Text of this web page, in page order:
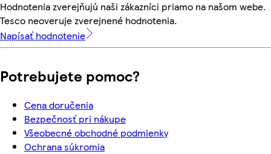
Hodnotenia zverejňujú naši zákazníci priamo na našom webe.
Tesco neoveruje zverejnené hodnotenia.
Napísať hodnotenie
Potrebujete pomoc?
Cena doručenia
Bezpečnosť pri nákupe
Všeobecné obchodné podmienky
Ochrana súkromia